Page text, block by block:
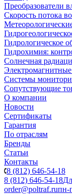
Преобразователи
Скорость потока
Гидрологическое
Гидрохимия:
Солнечная
Системы
Сопутствующие
О компании
Новости
Сертификаты
Гарантия
По отраслям
Бренды
Статьи
Контакты
8 (812) 646-54-18
8 (812) 646-54-18
order@poltraf.ruпн-